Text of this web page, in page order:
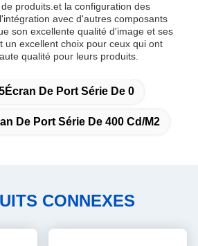
produits.et la configuration des
avec d'autres composants
son excellente qualité d'image et ses
un excellent choix pour ceux qui ont
qualité pour leurs produits.
De Port Série De 0
De Port Série De 400 Cd/m2
CONNEXES